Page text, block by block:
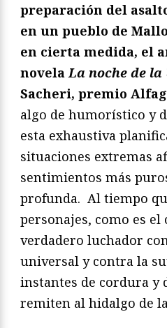
preparación del
en un pueblo de
en cierta medida, el
novela La noche de la
Sacheri, premio
algo de humorístico y
esta exhaustiva
situaciones extremas
sentimientos más
profunda. Al tiempo
personajes, como es el
verdadero luchador
universal y contra la
instantes de cordura y
remiten al hidalgo de